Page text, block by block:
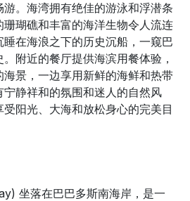
。海湾拥有绝佳的游泳和浮潜条
瑚礁和丰富的海洋生物令人流连
在海浪之下的历史沉船，一窥巴
附近的餐厅提供海滨用餐体验，
景，一边享用新鲜的海鲜和热带
静祥和的氛围和迷人的自然风
阳光、大海和放松身心的完美目
坐落在巴巴多斯南海岸，是一